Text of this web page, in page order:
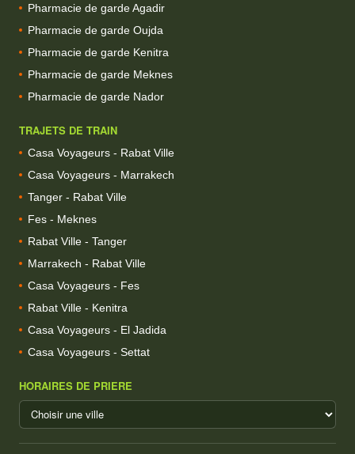
Pharmacie de garde Agadir
Pharmacie de garde Oujda
Pharmacie de garde Kenitra
Pharmacie de garde Meknes
Pharmacie de garde Nador
TRAJETS DE TRAIN
Casa Voyageurs - Rabat Ville
Casa Voyageurs - Marrakech
Tanger - Rabat Ville
Fes - Meknes
Rabat Ville - Tanger
Marrakech - Rabat Ville
Casa Voyageurs - Fes
Rabat Ville - Kenitra
Casa Voyageurs - El Jadida
Casa Voyageurs - Settat
HORAIRES DE PRIERE